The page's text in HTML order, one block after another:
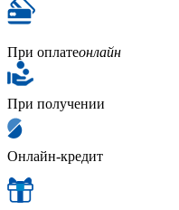
При оплатеонлайн
При получении
Онлайн-кредит